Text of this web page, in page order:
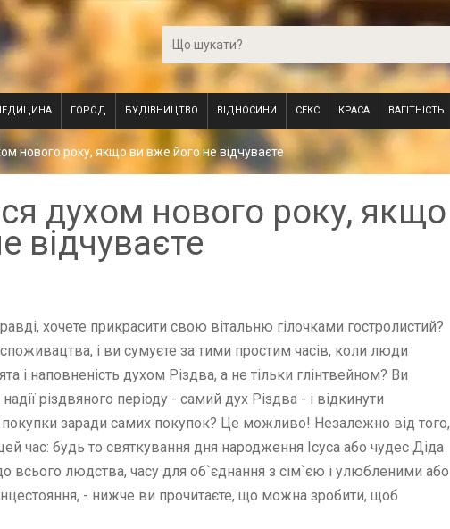
ГОРОД БУДІВНИЦТВО ВІДНОСИНИ СЕКС КРАСА ВАГІТНІСТЬ
нового року, якщо ви вже його не відчуваєте
духом нового року, якщо
відчуваєте
хочете прикрасити свою вітальню гілочками гостролистий?
і ви сумуєте за тими простим часів, коли люди
і наповненість духом Різдва, а не тільки глінтвейном? Ви
різдвяного періоду - самий дух Різдва - і відкинути
покупки заради самих покупок? Це можливо! Незалежно від того,
час: будь то святкування дня народження Ісуса або чудес Діда
всього людства, часу для об`єднання з сім`єю і улюбленими або
- нижче ви прочитаєте, що можна зробити, щоб